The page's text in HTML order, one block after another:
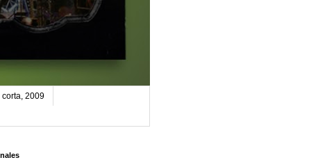
corta, 2009